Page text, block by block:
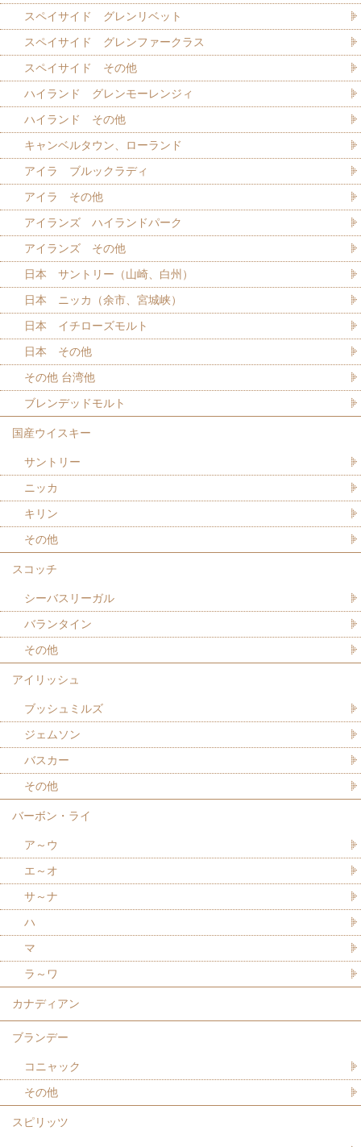
スペイサイド グレンリベット
スペイサイド グレンファークラス
スペイサイド その他
ハイランド グレンモーレンジィ
ハイランド その他
キャンベルタウン、ローランド
アイラ ブルックラディ
アイラ その他
アイランズ ハイランドパーク
アイランズ その他
日本 サントリー（山崎、白州）
日本 ニッカ（余市、宮城峡）
日本 イチローズモルト
日本 その他
その他 台湾他
ブレンデッドモルト
国産ウイスキー
サントリー
ニッカ
キリン
その他
スコッチ
シーバスリーガル
バランタイン
その他
アイリッシュ
ブッシュミルズ
ジェムソン
バスカー
その他
バーボン・ライ
ア～ウ
エ～オ
サ～ナ
ハ
マ
ラ～ワ
カナディアン
ブランデー
コニャック
その他
スピリッツ